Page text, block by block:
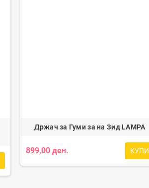
Држач за Гуми за на Зид LAMPA
899,00 ден. КУПИ